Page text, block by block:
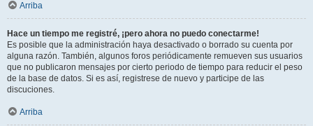
Arriba
Hace un tiempo me registré, ¡pero ahora no puedo conectarme!
Es posible que la administración haya desactivado o borrado su cuenta por
alguna razón. También, algunos foros periódicamente remueven sus usuarios
que no publicaron mensajes por cierto periodo de tiempo para reducir el peso
de la base de datos. Si es así, registrese de nuevo y participe de las
discuciones.
Arriba